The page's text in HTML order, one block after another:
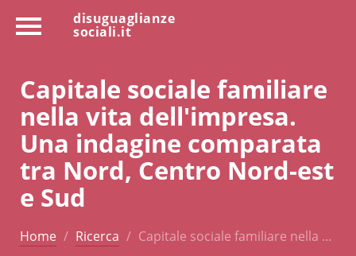
disuguaglianze
sociali.it
Capitale sociale familiare
nella vita dell'impresa.
Una indagine comparata
tra Nord, Centro Nord-est
e Sud
Home Ricerca Capitale sociale familiare nella …